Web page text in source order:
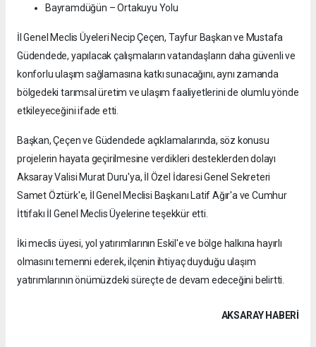
Bayramdüğün – Ortakuyu Yolu
İl Genel Meclis Üyeleri Necip Çeçen, Tayfur Başkan ve Mustafa
Güdendede, yapılacak çalışmaların vatandaşların daha güvenli ve
konforlu ulaşım sağlamasına katkı sunacağını, aynı zamanda
bölgedeki tarımsal üretim ve ulaşım faaliyetlerini de olumlu yönde
etkileyeceğini ifade etti.
Başkan, Çeçen ve Güdendede açıklamalarında, söz konusu
projelerin hayata geçirilmesine verdikleri desteklerden dolayı
Aksaray Valisi Murat Duru'ya, İl Özel İdaresi Genel Sekreteri
Samet Öztürk'e, İl Genel Meclisi Başkanı Latif Ağır'a ve Cumhur
İttifakı İl Genel Meclis Üyelerine teşekkür etti.
İki meclis üyesi, yol yatırımlarının Eskil'e ve bölge halkına hayırlı
olmasını temenni ederek, ilçenin ihtiyaç duyduğu ulaşım
yatırımlarının önümüzdeki süreçte de devam edeceğini belirtti.
AKSARAY HABERİ